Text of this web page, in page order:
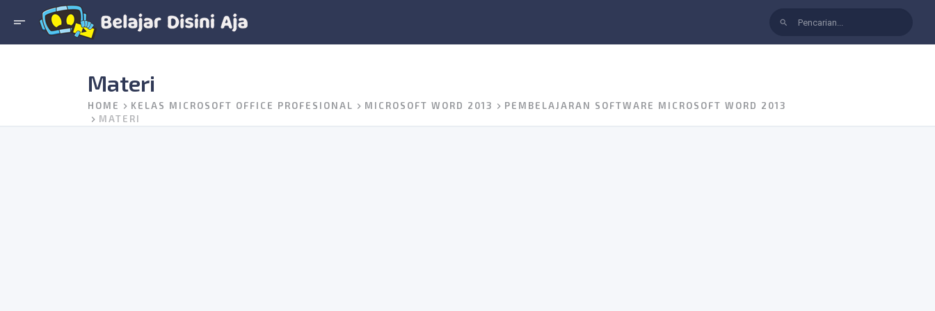
short_text search
Materi
HOME KELAS MICROSOFT OFFICE PROFESIONAL MICROSOFT WORD 2013
PEMBELAJARAN SOFTWARE MICROSOFT WORD 2013
MATERI